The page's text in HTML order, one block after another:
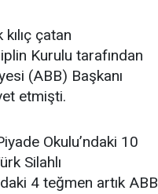
çatan
Kurulu tarafından
(ABB) Başkanı
etmişti.
Okulu’ndaki 10
Silahlı
4 teğmen artık ABB